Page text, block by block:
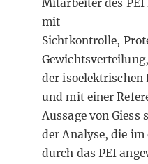
Mitarbeiter des PEI
mit
Sichtkontrolle,
der isoelektrischen
und mit einer
Aussage von Giess
der Analyse, die im
durch das PEI